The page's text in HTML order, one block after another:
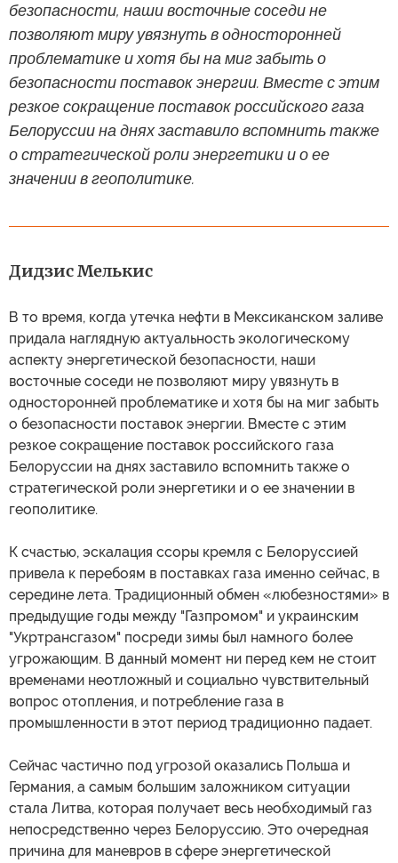
безопасности, наши восточные соседи не
позволяют миру увязнуть в односторонней
проблематике и хотя бы на миг забыть о
безопасности поставок энергии. Вместе с этим
резкое сокращение поставок российского газа
Белоруссии на днях заставило вспомнить также
о стратегической роли энергетики и о ее
значении в геополитике.
Дидзис Мелькис
В то время, когда утечка нефти в Мексиканском заливе
придала наглядную актуальность экологическому
аспекту энергетической безопасности, наши
восточные соседи не позволяют миру увязнуть в
односторонней проблематике и хотя бы на миг забыть
о безопасности поставок энергии. Вместе с этим
резкое сокращение поставок российского газа
Белоруссии на днях заставило вспомнить также о
стратегической роли энергетики и о ее значении в
геополитике.
К счастью, эскалация ссоры кремля с Белоруссией
привела к перебоям в поставках газа именно сейчас, в
середине лета. Традиционный обмен «любезностями» в
предыдущие годы между "Газпромом" и украинским
"Укртрансгазом" посреди зимы был намного более
угрожающим. В данный момент ни перед кем не стоит
временами неотложный и социально чувствительный
вопрос отопления, и потребление газа в
промышленности в этот период традиционно падает.
Сейчас частично под угрозой оказались Польша и
Германия, а самым большим заложником ситуации
стала Литва, которая получает весь необходимый газ
непосредственно через Белоруссию. Это очередная
причина для маневров в сфере энергетической